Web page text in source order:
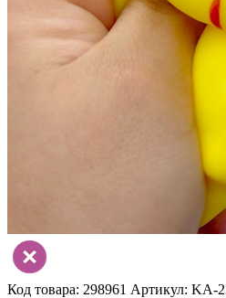
Код товара: 298961 Артикул: KA-